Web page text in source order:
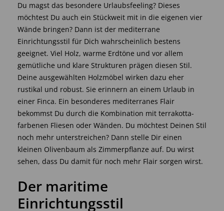
Du magst das besondere Urlaubsfeeling? Dieses
möchtest Du auch ein Stückweit mit in die eigenen vier
Wände bringen? Dann ist der mediterrane
Einrichtungsstil für Dich wahrscheinlich bestens
geeignet. Viel Holz, warme Erdtöne und vor allem
gemütliche und klare Strukturen prägen diesen Stil.
Deine ausgewählten Holzmöbel wirken dazu eher
rustikal und robust. Sie erinnern an einem Urlaub in
einer Finca. Ein besonderes mediterranes Flair
bekommst Du durch die Kombination mit terrakotta-
farbenen Fliesen oder Wänden. Du möchtest Deinen Stil
noch mehr unterstreichen? Dann stelle Dir einen
kleinen Olivenbaum als Zimmerpflanze auf. Du wirst
sehen, dass Du damit für noch mehr Flair sorgen wirst.
Der maritime
Einrichtungsstil